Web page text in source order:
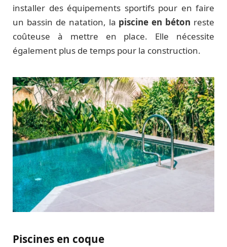
installer des équipements sportifs pour en faire
un bassin de natation, la piscine en béton reste
coûteuse à mettre en place. Elle nécessite
également plus de temps pour la construction.
Piscines en coque